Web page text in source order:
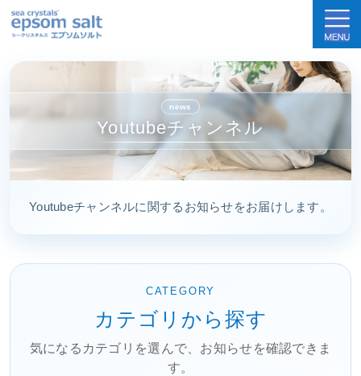
sea crystals epsom salt(シークリスタルス エ
news
Youtubeチャンネル
Youtubeチャンネルに関するお知らせをお届けします。
CATEGORY
カテゴリから探す
気になるカテゴリを選んで、お知らせを確認できま
す。